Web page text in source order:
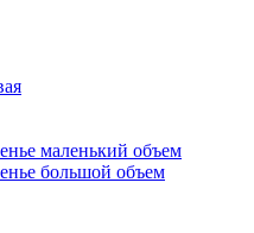
маленький объем
большой объем